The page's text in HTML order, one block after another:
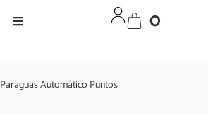
0
Paraguas Automático Puntos